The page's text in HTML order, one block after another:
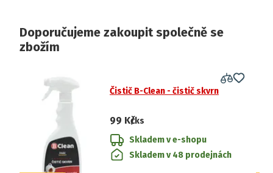
Doporučujeme zakoupit společně se
zbožím
Čistič B-Clean - čistič skvrn
99 Kč/ks
Skladem v e-shopu
Skladem v 48 prodejnách